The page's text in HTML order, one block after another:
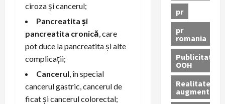
ciroza și cancerul;
Pancreatita și
pancreatita cronică , care
pot duce la pancreatita și alte
complicații;
Cancerul , în special
cancerul gastric, cancerul de
ficat și cancerul colorectal;
pr
pr
romania
Publicitate
OOH
Realitatea
augmentată